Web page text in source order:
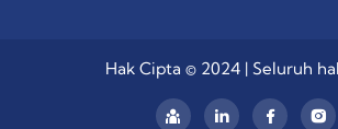
Hak Cipta © 2024 | Seluruh